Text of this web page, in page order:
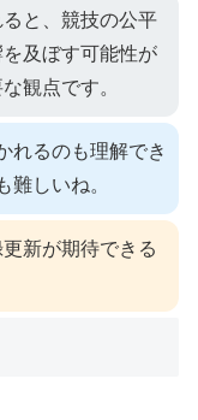
と、競技の公平
及ぼす可能性が
観点です。
れるのも理解でき
難しいね。
新が期待できる